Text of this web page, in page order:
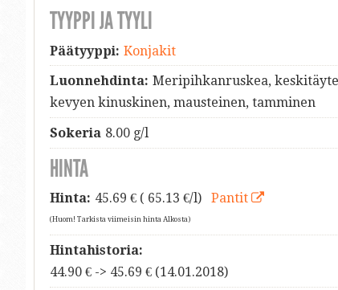
TYYPPI JA TYYLI
Päätyyppi: Konjakit
Luonnehdinta: Meripihkanruskea,
kevyen kinuskinen, mausteinen, tamminen
Sokeria 8.00 g/l
HINTA
Hinta: 45.69 € ( 65.13 €/l) Pantit
(Huom! Tarkista viimeisin hinta Alkosta)
Hintahistoria:
44.90 € -> 45.69 € (14.01.2018)